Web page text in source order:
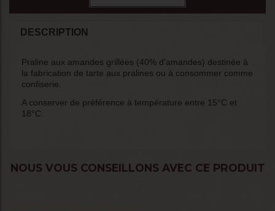
DESCRIPTION
Praline aux amandes grillées (40% d'amandes) destinée à
la fabrication de tarte aux pralines ou à consommer comme
confiserie.
A conserver de préférence à température entre 15°C et
18°C.
NOUS VOUS CONSEILLONS AVEC CE PRODUIT